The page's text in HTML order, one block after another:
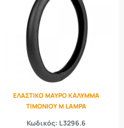
ΕΛΑΣΤΙΚΟ ΜΑΥΡΟ ΚΑΛΥΜΜΑ
ΤΙΜΟΝΙΟΥ M LAMPA
Κωδικός: L3296.6